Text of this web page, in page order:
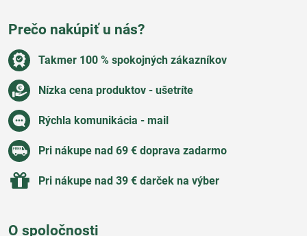
Prečo nakúpiť u nás?
Takmer 100 % spokojných zákazníkov
Nízka cena produktov - ušetríte
Rýchla komunikácia - mail
Pri nákupe nad 69 € doprava zadarmo
Pri nákupe nad 39 € darček na výber
O spoločnosti